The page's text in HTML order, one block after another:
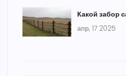
Какой забор
апр, 17 2025